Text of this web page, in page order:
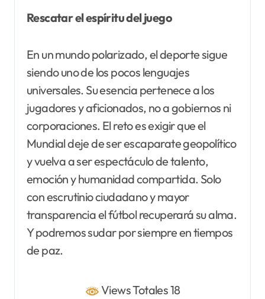
Rescatar el espíritu del juego
En un mundo polarizado, el deporte sigue
siendo uno de los pocos lenguajes
universales. Su esencia pertenece a los
jugadores y aficionados, no a gobiernos ni
corporaciones. El reto es exigir que el
Mundial deje de ser escaparate geopolítico
y vuelva a ser espectáculo de talento,
emoción y humanidad compartida. Solo
con escrutinio ciudadano y mayor
transparencia el fútbol recuperará su alma.
Y podremos sudar por siempre en tiempos
de paz.
Views Totales 18